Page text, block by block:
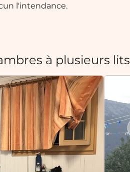
l'intendance.
à plusieurs lits